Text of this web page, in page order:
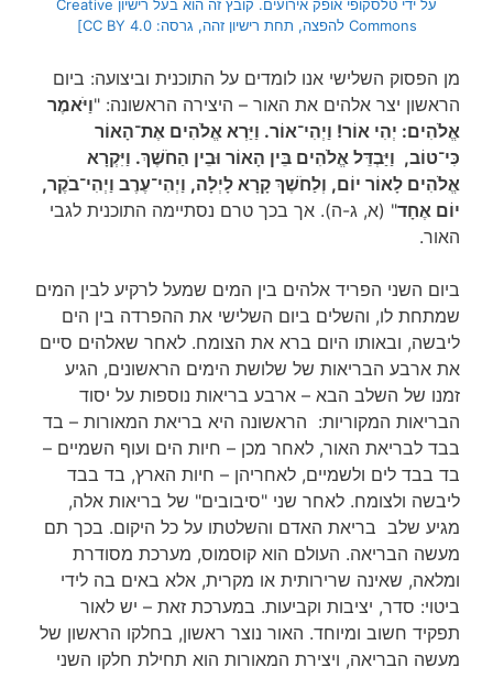
על ידי טלסקופי אופק אירועים. קובץ זה הוא בעל רישיון Creative
Commons להפצה, תחת רישיון זהה, גרסה: CC BY 4.0]
מן הפסוק השלישי אנו לומדים על התוכנית וביצועה: ביום
הראשון יצר אלהים את האור – היצירה הראשונה: "וַיֹּאמֶר
אֱלֹהִים: יְהִי אוֹר! וַיְהִי־אוֹר. וַיַּרְא אֱלֹהִים אֶת־הָאוֹר
כִּי־טוֹב, וַיַּבְדֵּל אֱלֹהִים בֵּין הָאוֹר וּבֵין הַחֹשֶׁךְ. וַיִּקְרָא
אֱלֹהִים לָאוֹר יוֹם, וְלַחֹשֶׁךְ קָרָא לָיְלָה, וַיְהִי־עֶרֶב וַיְהִי־בֹקֶר,
יוֹם אֶחָד" (א, ג-ה). אך בכך טרם נסתיימה התוכנית לגבי
האור.
ביום השני הפריד אלהים בין המים שמעל לרקיע לבין המים
שמתחת לו, והשלים ביום השלישי את ההפרדה בין הים
ליבשה, ובאותו היום ברא את הצומח. לאחר שאלהים סיים
את ארבע הבריאות של שלושת הימים הראשונים, הגיע
זמנו של השלב הבא – ארבע בריאות נוספות על יסוד
הבריאות המקוריות: הראשונה היא בריאת המאורות – בד
בבד לבריאת האור, לאחר מכן – חיות הים ועוף השמיים –
בד בבד לים ולשמיים, לאחריהן – חיות הארץ, בד בבד
ליבשה ולצומח. לאחר שני "סיבובים" של בריאות אלה,
מגיע שלב בריאת האדם והשלטתו על כל היקום. בכך תם
מעשה הבריאה. העולם הוא קוסמוס, מערכת מסודרת
ומלאה, שאינה שרירותית או מקרית, אלא באים בה לידי
ביטוי: סדר, יציבות וקביעות. במערכת זאת – יש לאור
תפקיד חשוב ומיוחד. האור נוצר ראשון, בחלקו הראשון של
מעשה הבריאה, ויצירת המאורות הוא תחילת חלקו השני